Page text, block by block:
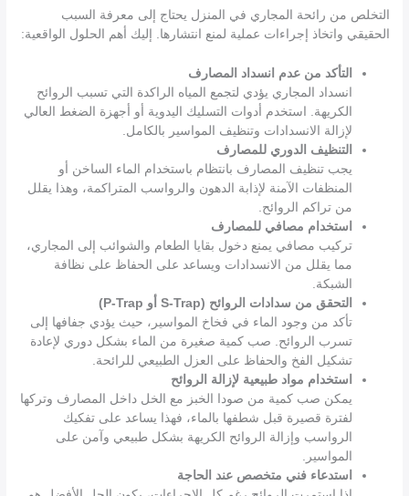
التخلص من رائحة المجاري في المنزل يحتاج إلى معرفة السبب
الحقيقي واتخاذ إجراءات عملية لمنع انتشارها. إليك أهم الحلول الواقعية:
التأكد من عدم انسداد المصارف
انسداد المجاري يؤدي لتجمع المياه الراكدة التي تسبب الروائح
الكريهة. استخدم أدوات التسليك اليدوية أو أجهزة الضغط العالي
لإزالة الانسدادات وتنظيف المواسير بالكامل.
التنظيف الدوري للمصارف
يجب تنظيف المصارف بانتظام باستخدام الماء الساخن أو
المنظفات الآمنة لإذابة الدهون والرواسب المتراكمة، وهذا يقلل
من تراكم الروائح.
استخدام مصافي للمصارف
تركيب مصافي يمنع دخول بقايا الطعام والشوائب إلى المجاري،
مما يقلل من الانسدادات ويساعد على الحفاظ على نظافة
الشبكة.
التحقق من سدادات الروائح (S-Trap أو P-Trap)
تأكد من وجود الماء في فخاخ المواسير، حيث يؤدي جفافها إلى
تسرب الروائح. صب كمية صغيرة من الماء بشكل دوري لإعادة
تشكيل الفخ والحفاظ على العزل الطبيعي للرائحة.
استخدام مواد طبيعية لإزالة الروائح
يمكن صب كمية من صودا الخبز مع الخل داخل المصارف وتركها
لفترة قصيرة قبل شطفها بالماء، فهذا يساعد على تفكيك
الرواسب وإزالة الروائح الكريهة بشكل طبيعي وآمن على
المواسير.
استدعاء فني متخصص عند الحاجة